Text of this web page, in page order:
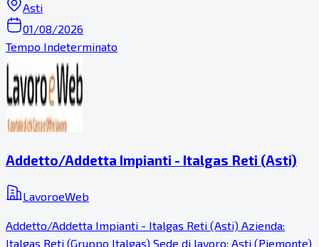
Asti
01/08/2026
Tempo Indeterminato
Addetto/Addetta Impianti - Italgas Reti (Asti)
LavoroeWeb
Addetto/Addetta Impianti - Italgas Reti (Asti) Azienda:
Italgas Reti (Gruppo Italgas) Sede di lavoro: Asti (Piemonte)